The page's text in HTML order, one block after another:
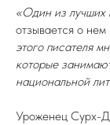
«Один из лучших
отзывается о нем
этого писателя
которые
национальной
Уроженец Сурх-